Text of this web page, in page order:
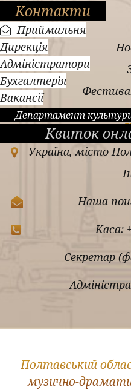
Контакти
Приймальня
Дирекція
Адміністратори
Бухгалтерія
Вакансії
Департамент
Квиток
Україна, місто
Наша
Каса:
Секретар
Полтавський
музично-